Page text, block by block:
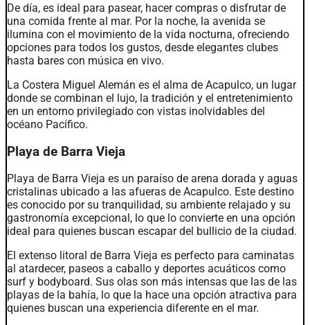
De día, es ideal para pasear, hacer compras o disfrutar de
una comida frente al mar. Por la noche, la avenida se
ilumina con el movimiento de la vida nocturna, ofreciendo
opciones para todos los gustos, desde elegantes clubes
hasta bares con música en vivo.
La Costera Miguel Alemán es el alma de Acapulco, un lugar
donde se combinan el lujo, la tradición y el entretenimiento
en un entorno privilegiado con vistas inolvidables del
océano Pacífico.
Playa de Barra Vieja
Playa de Barra Vieja es un paraíso de arena dorada y aguas
cristalinas ubicado a las afueras de Acapulco. Este destino
es conocido por su tranquilidad, su ambiente relajado y su
gastronomía excepcional, lo que lo convierte en una opción
ideal para quienes buscan escapar del bullicio de la ciudad.
El extenso litoral de Barra Vieja es perfecto para caminatas
al atardecer, paseos a caballo y deportes acuáticos como
surf y bodyboard. Sus olas son más intensas que las de las
playas de la bahía, lo que la hace una opción atractiva para
quienes buscan una experiencia diferente en el mar.